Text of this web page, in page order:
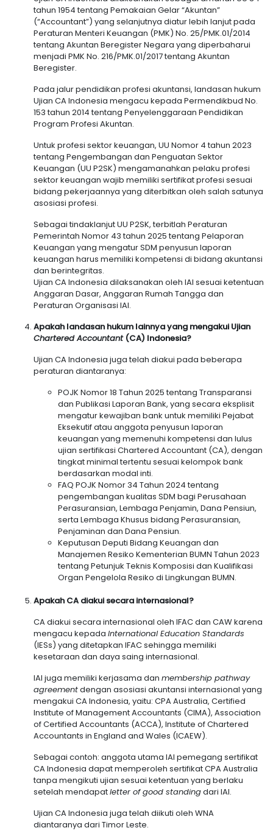
tahun 1954 tentang Pemakaian Gelar “Akuntan”
(“Accountant”) yang selanjutnya diatur lebih lanjut pada
Peraturan Menteri Keuangan (PMK) No. 25/PMK.01/2014
tentang Akuntan Beregister Negara yang diperbaharui
menjadi PMK No. 216/PMK.01/2017 tentang Akuntan
Beregister.
Pada jalur pendidikan profesi akuntansi, landasan hukum
Ujian CA Indonesia mengacu kepada Permendikbud No.
153 tahun 2014 tentang Penyelenggaraan Pendidikan
Program Profesi Akuntan.
Untuk profesi sektor keuangan, UU Nomor 4 tahun 2023
tentang Pengembangan dan Penguatan Sektor
Keuangan (UU P2SK) mengamanahkan pelaku profesi
sektor keuangan wajib memiliki sertifikat profesi sesuai
bidang pekerjaannya yang diterbitkan oleh salah satunya
asosiasi profesi.
Sebagai tindaklanjut UU P2SK, terbitlah Peraturan
Pemerintah Nomor 43 tahun 2025 tentang Pelaporan
Keuangan yang mengatur SDM penyusun laporan
keuangan harus memiliki kompetensi di bidang akuntansi
dan berintegritas.
Ujian CA Indonesia dilaksanakan oleh IAI sesuai ketentuan
Anggaran Dasar, Anggaran Rumah Tangga dan
Peraturan Organisasi IAI.
Apakah landasan hukum lainnya yang mengakui Ujian
Chartered Accountant(CA) Indonesia?
Ujian CA Indonesia juga telah diakui pada beberapa
peraturan diantaranya:
POJK Nomor 18 Tahun 2025 tentang Transparansi
dan Publikasi Laporan Bank, yang secara eksplisit
mengatur kewajiban bank untuk memiliki Pejabat
Eksekutif atau anggota penyusun laporan
keuangan yang memenuhi kompetensi dan lulus
ujian sertifikasi Chartered Accountant (CA), dengan
tingkat minimal tertentu sesuai kelompok bank
berdasarkan modal inti.
FAQ POJK Nomor 34 Tahun 2024 tentang
pengembangan kualitas SDM bagi Perusahaan
Perasuransian, Lembaga Penjamin, Dana Pensiun,
serta Lembaga Khusus bidang Perasuransian,
Penjaminan dan Dana Pensiun.
Keputusan Deputi Bidang Keuangan dan
Manajemen Resiko Kementerian BUMN Tahun 2023
tentang Petunjuk Teknis Komposisi dan Kualifikasi
Organ Pengelola Resiko di Lingkungan BUMN.
Apakah CA diakui secara internasional?
CA diakui secara internasional oleh IFAC dan CAW karena
mengacu kepada International Education Standards
(IESs) yang ditetapkan IFAC sehingga memiliki
kesetaraan dan daya saing internasional.
IAI juga memiliki kerjasama dan membership pathway
agreementdengan asosiasi akuntansi internasional yang
mengakui CA Indonesia, yaitu: CPA Australia, Certified
Institute of Management Accountants (CIMA), Association
of Certified Accountants (ACCA), Institute of Chartered
Accountants in England and Wales (ICAEW).
Sebagai contoh: anggota utama IAI pemegang sertifikat
CA Indonesia dapat memperoleh sertifikat CPA Australia
tanpa mengikuti ujian sesuai ketentuan yang berlaku
setelah mendapatletter of good standingdari IAI.
Ujian CA Indonesia juga telah diikuti oleh WNA
diantaranya dari Timor Leste.